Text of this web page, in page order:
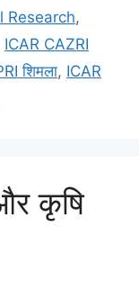
Research,
ICAR CAZRI
शिमला, ICAR
कृषि